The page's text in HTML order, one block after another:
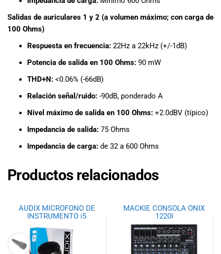
Salidas de auriculares 1 y 2 (a volumen máximo; con carga de
100 Ohms)
Respuesta en frecuencia: 22Hz a 22kHz (+/-1dB)
Potencia de salida en 100 Ohms: 90 mW
THD+N: <0.06% (-66dB)
Relación señal/ruido: -90dB, ponderado A
Nivel máximo de salida en 100 Ohms: +2.0dBV (típico)
Impedancia de salida: 75 Ohms
Impedancia de carga: de 32 a 600 Ohms
Productos relacionados
AUDIX MICROFONO DE
INSTRUMENTO i5
MACKIE CONSOLA ONIX
1220I